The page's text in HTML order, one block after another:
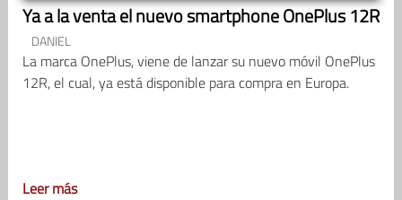
Ya a la venta el nuevo smartphone OnePlus 12R
DANIEL
La marca OnePlus, viene de lanzar su nuevo móvil OnePlus
12R, el cual, ya está disponible para compra en Europa.
Leer más